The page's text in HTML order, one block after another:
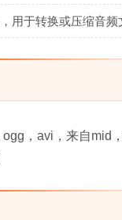
用于转换或压缩音频
，avi，来自mid